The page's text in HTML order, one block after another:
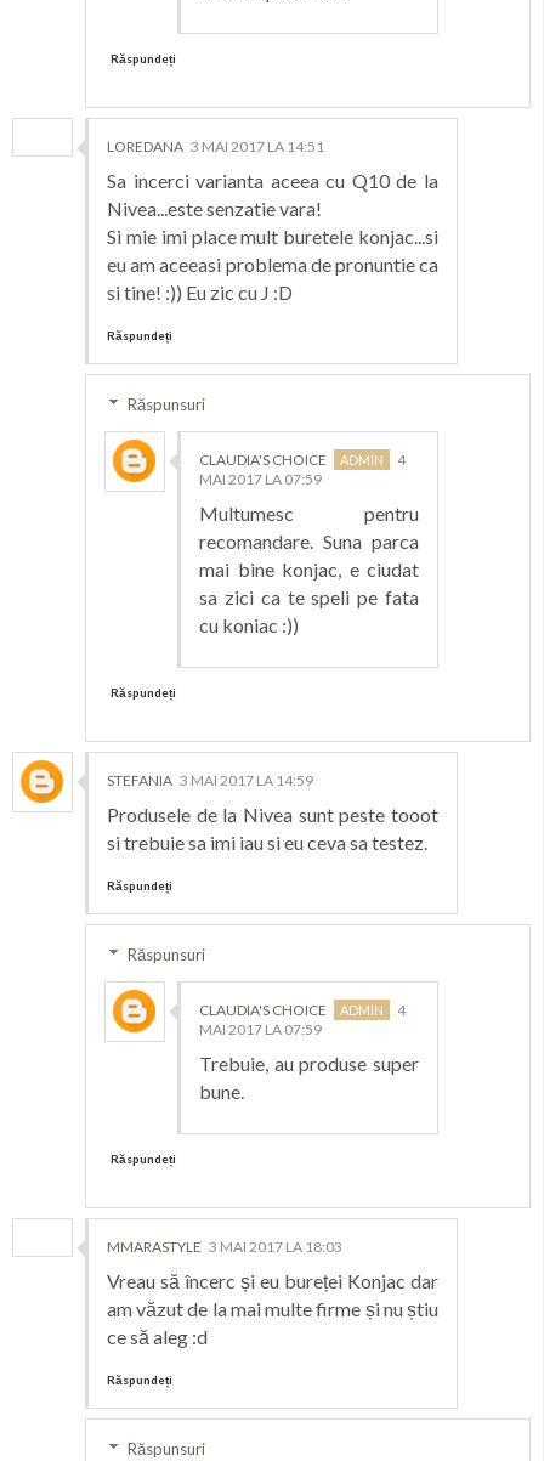
Răspundeți
LOREDANA 3 MAI 2017 LA 14:51
Sa incerci varianta aceea cu Q10 de la
Nivea...este senzatie vara!
Si mie imi place mult buretele konjac...si
eu am aceeasi problema de pronuntie ca
si tine! :)) Eu zic cu J :D
Răspundeți
Răspunsuri
CLAUDIA'S CHOICE
4
MAI 2017 LA 07:59
Multumesc pentru
recomandare. Suna parca
mai bine konjac, e ciudat
sa zici ca te speli pe fata
cu koniac :))
Răspundeți
STEFANIA 3 MAI 2017 LA 14:59
Produsele de la Nivea sunt peste tooot
si trebuie sa imi iau si eu ceva sa testez.
Răspundeți
Răspunsuri
CLAUDIA'S CHOICE
4
MAI 2017 LA 07:59
Trebuie, au produse super
bune.
Răspundeți
MMARASTYLE 3 MAI 2017 LA 18:03
Vreau să încerc și eu bureței Konjac dar
am văzut de la mai multe firme și nu știu
ce să aleg :d
Răspundeți
Răspunsuri